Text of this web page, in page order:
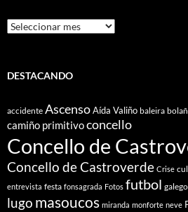
Históricos
Da
DESTACANDO
accidente AscensoAída Valiño baleira
camiño primitivoconcello
Concello de
Concello de Castroverde Crise
entrevista festa fonsagrada Fotos futbol galego
lugo masoucos miranda monforte neve